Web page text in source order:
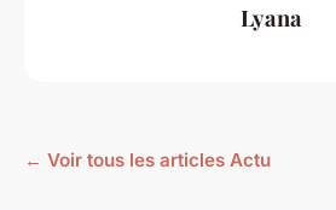
Lyana
← Voir tous les articles Actu